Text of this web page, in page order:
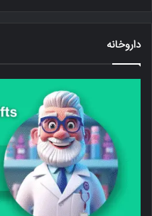
داروخانه